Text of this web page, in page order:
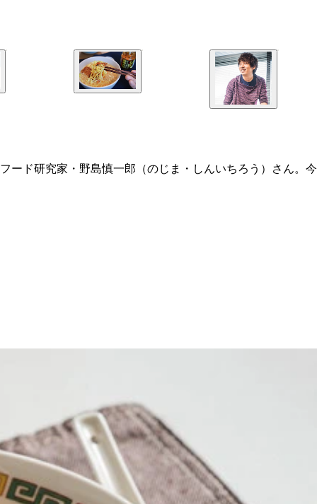
ド研究家・野島慎一郎（のじま・しんいちろう）さん。今